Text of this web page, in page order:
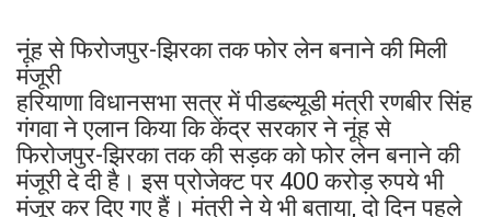
नूंह से फिरोजपुर-झिरका तक फोर लेन बनाने की मिली
मंजूरी
हरियाणा विधानसभा सत्र में पीडब्ल्यूडी मंत्री रणबीर सिंह
गंगवा ने एलान किया कि केंद्र सरकार ने नूंह से
फिरोजपुर-झिरका तक की सड़क को फोर लेन बनाने की
मंजूरी दे दी है। इस प्रोजेक्ट पर 400 करोड़ रुपये भी
मंजूर कर दिए गए हैं। मंत्री ने ये भी बताया, दो दिन पहले